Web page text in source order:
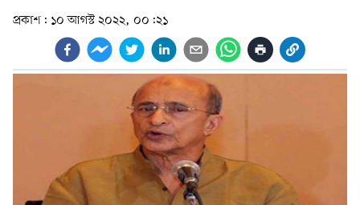
প্রকাশ: ১০ আগস্ট ২০২২, ০০:২১